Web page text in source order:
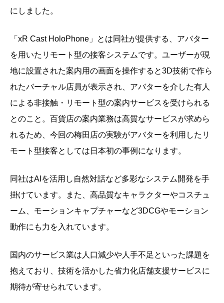
にしました。
「xR Cast HoloPhone」とは同社が提供する、アバター
を用いたリモート型の接客システムです。ユーザーが現
地に設置された案内用の画面を操作すると3D技術で作ら
れたバーチャル店員が表示され、アバターを介した有人
による非接触・リモート型の案内サービスを受けられる
とのこと。百貨店の案内業務は高質なサービスが求めら
れるため、今回の梅田店の実験がアバターを利用したリ
モート型接客としては日本初の事例になります。
同社はAIを活用し自然対話など多彩なシステム開発を手
掛けています。また、高品質なキャラクターやコスチュ
ーム、モーションキャプチャーなど3DCGやモーション
動作にも力を入れています。
国内のサービス業は人口減少や人手不足といった課題を
抱えており、技術を活かした省力化店舗支援サービスに
期待が寄せられています。